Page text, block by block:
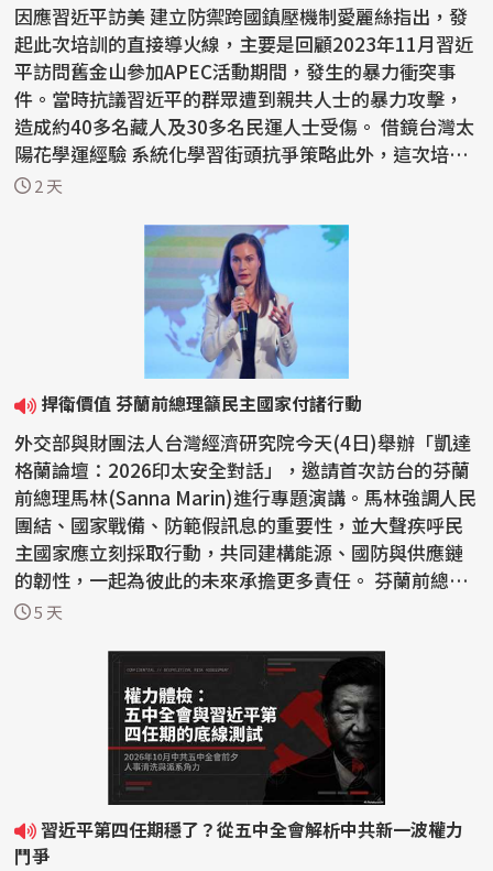
因應習近平訪美 建立防禦跨國鎮壓機制愛麗絲指出，發
起此次培訓的直接導火線，主要是回顧2023年11月習近
平訪問舊金山參加APEC活動期間，發生的暴力衝突事
件。當時抗議習近平的群眾遭到親共人士的暴力攻擊，
造成約40多名藏人及30多名民運人士受傷。 借鏡台灣太
陽花學運經驗 系統化學習街頭抗爭策略此外，這次培訓
的另...
2 天
捍衛價值 芬蘭前總理籲民主國家付諸行動
外交部與財團法人台灣經濟研究院今天(4日)舉辦「凱達
格蘭論壇：2026印太安全對話」，邀請首次訪台的芬蘭
前總理馬林(Sanna Marin)進行專題演講。馬林強調人民
團結、國家戰備、防範假訊息的重要性，並大聲疾呼民
主國家應立刻採取行動，共同建構能源、國防與供應鏈
的韌性，一起為彼此的未來承擔更多責任。 芬蘭前總理
馬林...
5 天
習近平第四任期穩了？從五中全會解析中共新一波權力
鬥爭